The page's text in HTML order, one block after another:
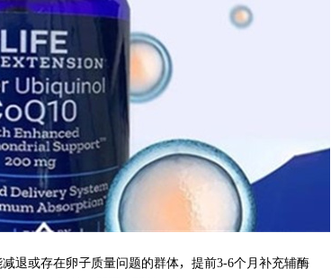
退或存在卵子质量问题的群体，提前3-6个月补充辅酶